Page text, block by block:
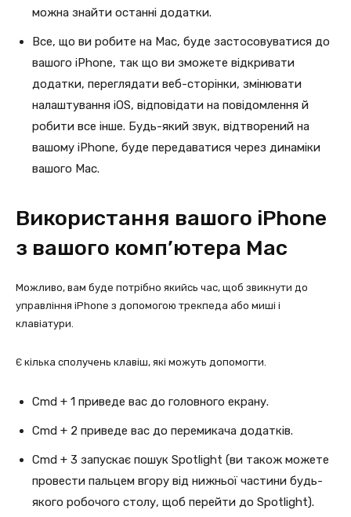
можна знайти останні додатки.
Все, що ви робите на Mac, буде застосовуватися до
вашого iPhone, так що ви зможете відкривати
додатки, переглядати веб-сторінки, змінювати
налаштування iOS, відповідати на повідомлення й
робити все інше. Будь-який звук, відтворений на
вашому iPhone, буде передаватися через динаміки
вашого Mac.
Використання вашого iPhone
з вашого комп’ютера Mac
Можливо, вам буде потрібно якийсь час, щоб звикнути до
управління iPhone з допомогою трекпеда або миші і
клавіатури.
Є кілька сполучень клавіш, які можуть допомогти.
Cmd + 1 приведе вас до головного екрану.
Cmd + 2 приведе вас до перемикача додатків.
Cmd + 3 запускає пошук Spotlight (ви також можете
провести пальцем вгору від нижньої частини будь-
якого робочого столу, щоб перейти до Spotlight).